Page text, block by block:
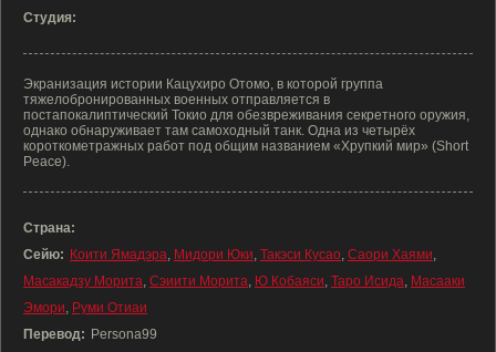
Студия:
Экранизация истории Кацухиро Отомо, в которой группа
тяжелобронированных военных отправляется в
постапокалиптический Токио для обезвреживания секретного оружия,
однако обнаруживает там самоходный танк. Одна из четырёх
короткометражных работ под общим названием «Хрупкий мир» (Short
Peace).
Страна:
Сейю: Коити Ямадэра, Мидори Юки, Такэси Кусао, Саори Хаями,
Масакадзу Морита, Сэиити Морита, Ю Кобаяси, Таро Исида, Масааки
Эмори, Руми Отиаи
Перевод: Persona99